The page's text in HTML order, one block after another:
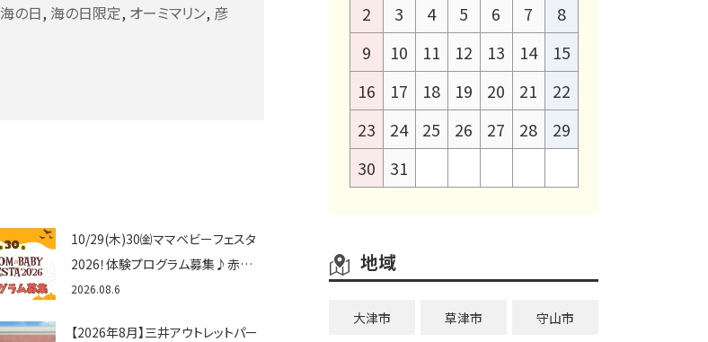
海の日, 海の日限定, オーミマリン, 彦
10/29(木)30㈮ママベビーフェスタ
2026！体験プログラム募集♪赤ち
ゃん向けイベントに出演しません
2026.08.6
【2026年8月】三井アウトレットパー
2
3 4 5 6 7
8
9
10 11 12 13 14
15
16
17 18 19 20 21
22
23
24 25 26 27 28
29
30
31
地域
大津市 草津市 守山市